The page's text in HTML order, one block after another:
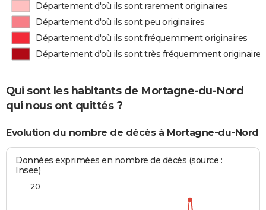
Département d'où ils sont rarement originaires
Département d'où ils sont peu originaires
Département d'où ils sont fréquemment originaires
Département d'où ils sont très fréquemment originaires
Qui sont les habitants de Mortagne-du-Nord
qui nous ont quittés ?
Evolution du nombre de décès à Mortagne-du-Nord
Données exprimées en nombre de décès (source :
Insee)
20